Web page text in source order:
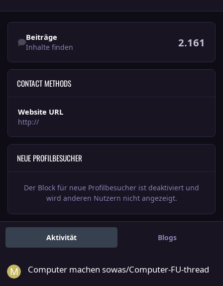
Inhalte finden
Beiträge
Inhalte finden 2.161
CONTACT METHODS
Website URL
http://
NEUE PROFILBESUCHER
Der Block für neue Profilbesucher ist deaktiviert und
wird anderen Nutzern nicht angezeigt.
Aktivität Blogs
Computer machen sowas/Computer-FU-thread